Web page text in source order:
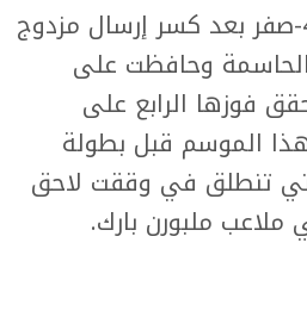
وتقدمت شيفونتيك 4-صفر بعد كسر إرسال مزدوج
وحافظت على
فوزها الرابع على
الموسم قبل بطولة
تنطلق في وققت لاحق
ملبورن بارك.